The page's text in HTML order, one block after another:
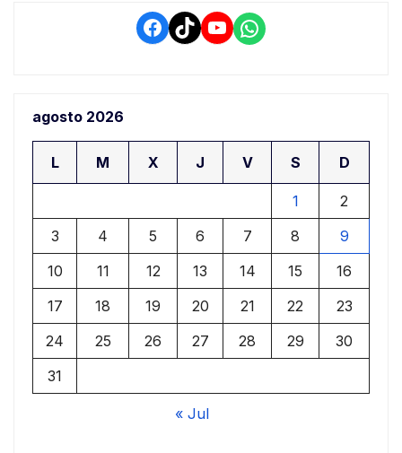
Facebook
TikTokYouTube
WhatsApp
agosto 2026
L M X J V S D
1
2
3
4 5 6 7 8
9
10
11 12 13 14 15
16
17
18 19 20 21 22
23
24
25 26 27 28 29
30
31
« Jul